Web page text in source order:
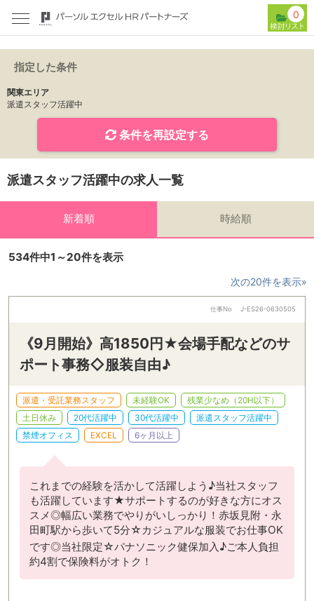
0
指定した条件
関東エリア
派遣スタッフ活躍中
条件を再設定する
派遣スタッフ活躍中の求人一覧
新着順 時給順
534件中1～20件を表示
次の20件を表示»
仕事No J-ES26-0630505
《9月開始》高1850円★会場手配などのサ
ポート事務◇服装自由♪
派遣・受託業務スタッフ 未経験OK
残業少なめ（20H以下）
土日休み
20代活躍中 30代活躍中
派遣スタッフ活躍中
禁煙オフィス
EXCEL 6ヶ月以上
これまでの経験を活かして活躍しよう♪当社スタッフ
も活躍しています★サポートするのが好きな方にオス
スメ◎幅広い業務でやりがいしっかり！赤坂見附・永
田町駅から歩いて5分☆カジュアルな服装でお仕事OK
です◎当社限定☆パナソニック健保加入♪ご本人負担
約4割で保険料がオトク！